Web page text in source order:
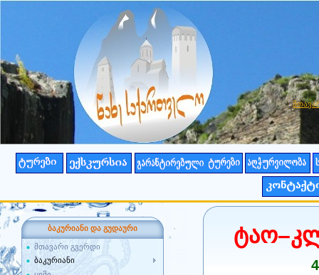
ბაკურიანი და გუდაური
მთავარი გვერდი
ბაკურიანი